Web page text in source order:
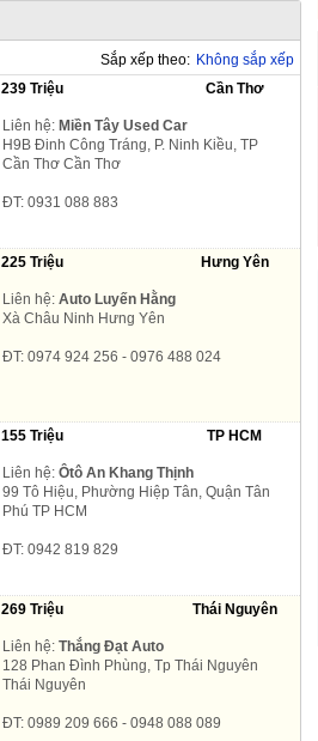
Sắp xếp theo: Không sắp xếp
239 Triệu Cần Thơ
Liên hệ: Miền Tây Used Car
H9B Đinh Công Tráng, P. Ninh Kiều, TP
Cần Thơ Cần Thơ
ĐT: 0931 088 883
225 Triệu Hưng Yên
Liên hệ: Auto Luyến Hằng
Xà Châu Ninh Hưng Yên
ĐT: 0974 924 256 - 0976 488 024
155 Triệu TP HCM
Liên hệ: Ôtô An Khang Thịnh
99 Tô Hiệu, Phường Hiệp Tân, Quận Tân
Phú TP HCM
ĐT: 0942 819 829
269 Triệu Thái Nguyên
Liên hệ: Thắng Đạt Auto
128 Phan Đình Phùng, Tp Thái Nguyên
Thái Nguyên
ĐT: 0989 209 666 - 0948 088 089